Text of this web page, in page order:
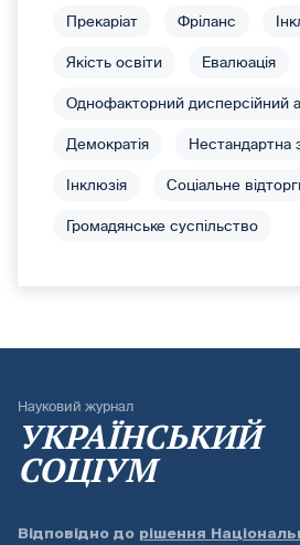
Прекаріат Фріланс
Якість освіти Евалюація
Однофакторний дисперсійний
Демократія Нестандартна
Інклюзія Соціальне
Громадянське суспільство
Науковий журнал
УКРАЇНСЬКИЙ
СОЦІУМ
Відповідно до рішення